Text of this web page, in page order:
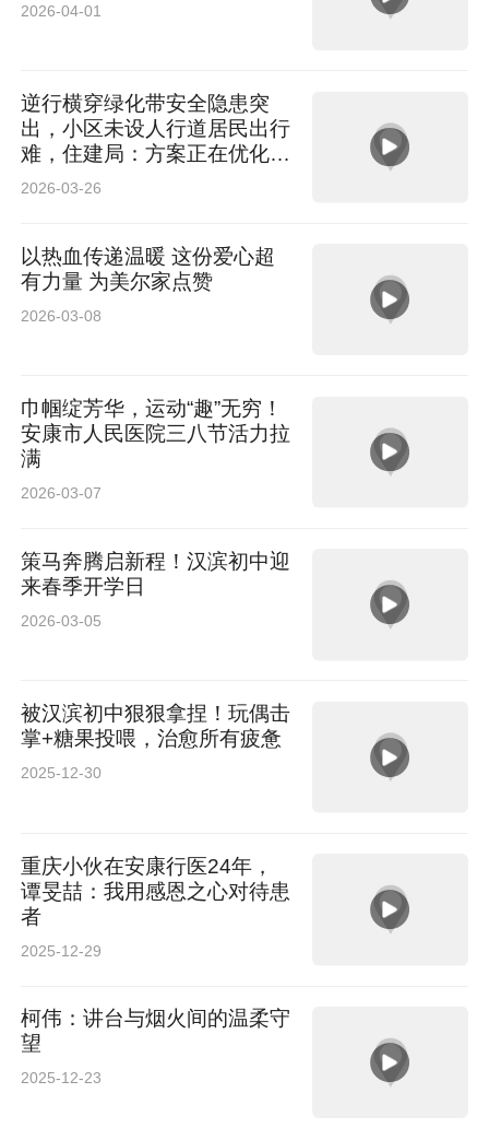
2026-04-01
逆行横穿绿化带安全隐患突
出，小区未设人行道居民出行
难，住建局：方案正在优化，
需论证
2026-03-26
以热血传递温暖 这份爱心超
有力量 为美尔家点赞
2026-03-08
巾帼绽芳华，运动“趣”无穷！
安康市人民医院三八节活力拉
满
2026-03-07
策马奔腾启新程！汉滨初中迎
来春季开学日
2026-03-05
被汉滨初中狠狠拿捏！玩偶击
掌+糖果投喂，治愈所有疲惫
2025-12-30
重庆小伙在安康行医24年，
谭旻喆：我用感恩之心对待患
者
2025-12-29
柯伟：讲台与烟火间的温柔守
望
2025-12-23